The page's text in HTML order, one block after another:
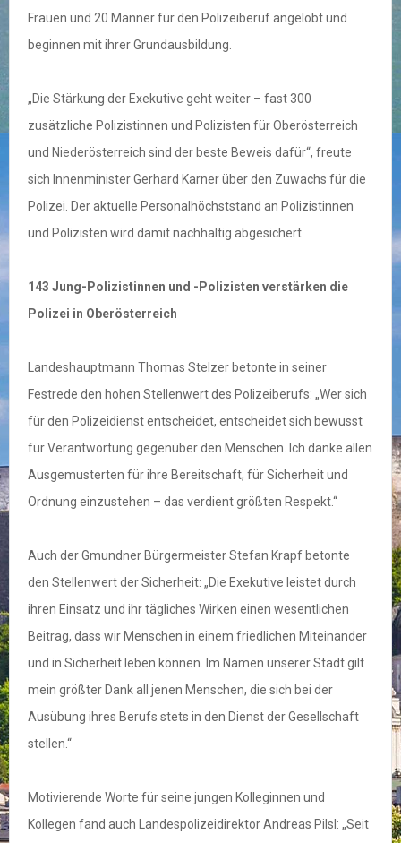
Frauen und 20 Männer für den Polizeiberuf angelobt und
beginnen mit ihrer Grundausbildung.
„Die Stärkung der Exekutive geht weiter – fast 300
zusätzliche Polizistinnen und Polizisten für Oberösterreich
und Niederösterreich sind der beste Beweis dafür“, freute
sich Innenminister Gerhard Karner über den Zuwachs für die
Polizei. Der aktuelle Personalhöchststand an Polizistinnen
und Polizisten wird damit nachhaltig abgesichert.
143 Jung-Polizistinnen und -Polizisten verstärken die
Polizei in Oberösterreich
Landeshauptmann Thomas Stelzer betonte in seiner
Festrede den hohen Stellenwert des Polizeiberufs: „Wer sich
für den Polizeidienst entscheidet, entscheidet sich bewusst
für Verantwortung gegenüber den Menschen. Ich danke allen
Ausgemusterten für ihre Bereitschaft, für Sicherheit und
Ordnung einzustehen – das verdient größten Respekt.“
Auch der Gmundner Bürgermeister Stefan Krapf betonte
den Stellenwert der Sicherheit: „Die Exekutive leistet durch
ihren Einsatz und ihr tägliches Wirken einen wesentlichen
Beitrag, dass wir Menschen in einem friedlichen Miteinander
und in Sicherheit leben können. Im Namen unserer Stadt gilt
mein größter Dank all jenen Menschen, die sich bei der
Ausübung ihres Berufs stets in den Dienst der Gesellschaft
stellen.“
Motivierende Worte für seine jungen Kolleginnen und
Kollegen fand auch Landespolizeidirektor Andreas Pilsl: „Seit